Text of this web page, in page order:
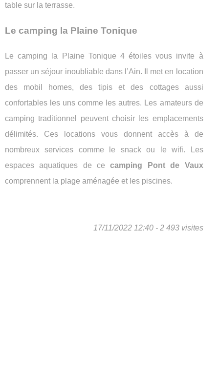
table sur la terrasse.
Le camping la Plaine Tonique
Le camping la Plaine Tonique 4 étoiles vous invite à
passer un séjour inoubliable dans l’Ain. Il met en location
des mobil homes, des tipis et des cottages aussi
confortables les uns comme les autres. Les amateurs de
camping traditionnel peuvent choisir les emplacements
délimités. Ces locations vous donnent accès à de
nombreux services comme le snack ou le wifi. Les
espaces aquatiques de cecamping Pont de Vaux
comprennent la plage aménagée et les piscines.
17/11/2022 12:40 - 2 493 visites